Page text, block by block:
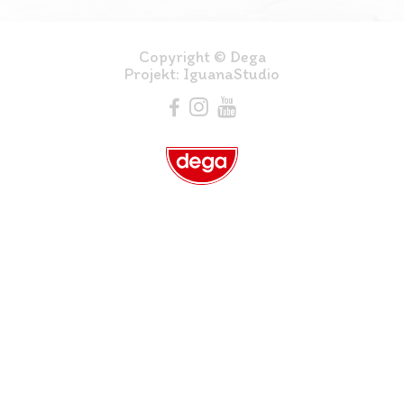
Copyright © Dega
Projekt: IguanaStudio